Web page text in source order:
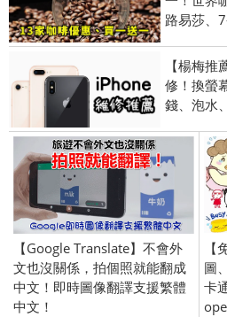
路易莎、
【楊梅
修！換螢
錢、泡水
【Google Translate】不會外
文也沒關係，拍個照就能翻成
中文！即時圖像翻譯支援繁體
中文！
圖
卡